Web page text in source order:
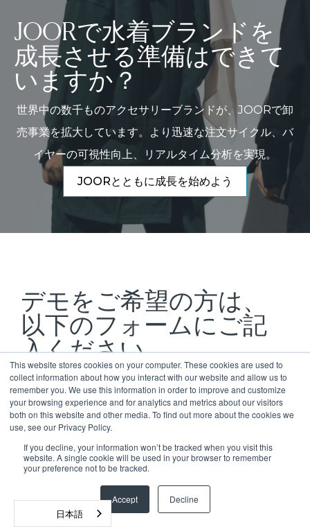
This website stores cookies on your computer. These cookies are used to
collect information about how you interact with our website and allow us to
remember you. We use this information in order to improve and customize
your browsing experience and for analytics and metrics about our visitors
both on this website and other media. To find out more about the cookies we
use, see our Privacy Policy.
If you decline, your information won’t be tracked when you visit this
website. A single cookie will be used in your browser to remember
your preference not to be tracked.
Accept Decline
JOORで水着ブランドを
成長させる準備はできて
いますか？
世界中の数千ものアクセサリーブランドが、JOORで卸
売事業を拡大しています。より迅速な注文サイクル、バ
イヤーの可視性向上、リアルタイム分析を実現。
JOORとともに成長を始めよう
デモをご希望の方は、
以下のフォームにご記
入ください。
名
*
メールアドレス*
日本語